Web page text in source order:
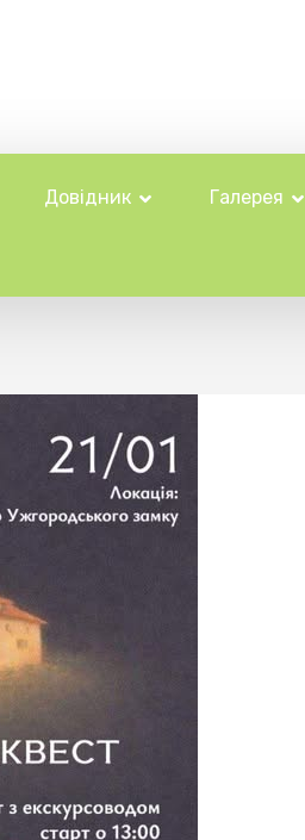
Довідник Галерея